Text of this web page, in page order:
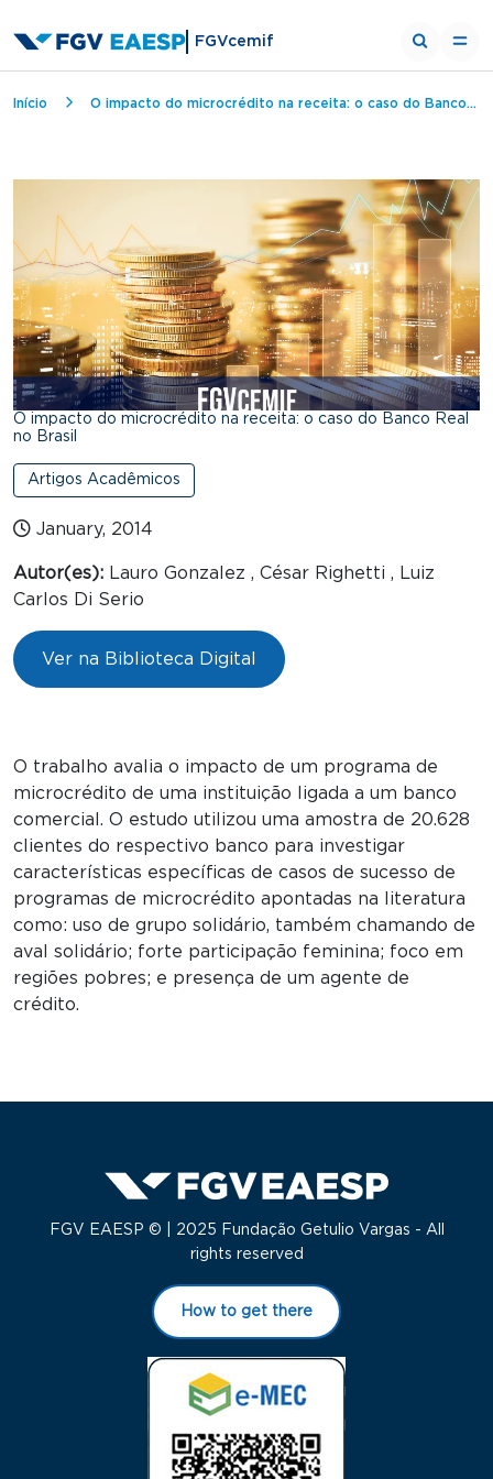
FGVcemif
Breadcrumb
Início O impacto do microcrédito na receita: o caso do Banco Real no Brasil
O impacto do microcrédito na receita: o caso do Banco Real
no Brasil
Artigos Acadêmicos
January, 2014
Autor(es): Lauro Gonzalez , César Righetti , Luiz
Carlos Di Serio
Ver na Biblioteca Digital
O trabalho avalia o impacto de um programa de
microcrédito de uma instituição ligada a um banco
comercial. O estudo utilizou uma amostra de 20.628
clientes do respectivo banco para investigar
características específicas de casos de sucesso de
programas de microcrédito apontadas na literatura
como: uso de grupo solidário, também chamando de
aval solidário; forte participação feminina; foco em
regiões pobres; e presença de um agente de
crédito.
FGV EAESP © | 2025 Fundação Getulio Vargas - All
rights reserved
How to get there